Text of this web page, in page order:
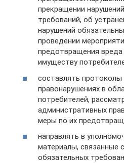
прекращении
требований, об
нарушений
проведении
предотвращения
имуществу
составлять
правонарушениях в
потребителей,
административных
меры по их
направлять в
материалы, связанные
обязательных